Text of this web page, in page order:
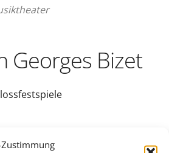
Zustimmung
Georges Bizet
Meilhac und Ludovic Halévy